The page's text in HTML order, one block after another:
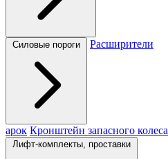
Силовые пороги Расширители
арок Кронштейн запасного колеса
Лифт-комплекты, проставки